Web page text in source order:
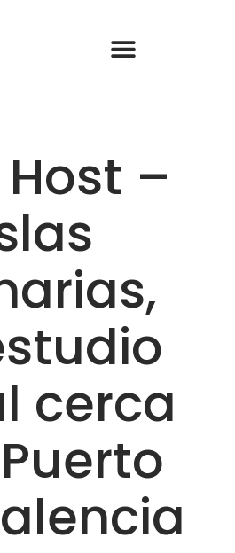
Host –
cerca